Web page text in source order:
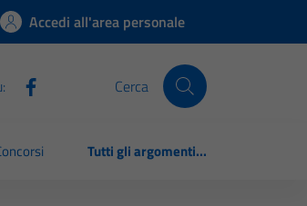
Accedi all'area personale
Cerca
Tutti gli argomenti...